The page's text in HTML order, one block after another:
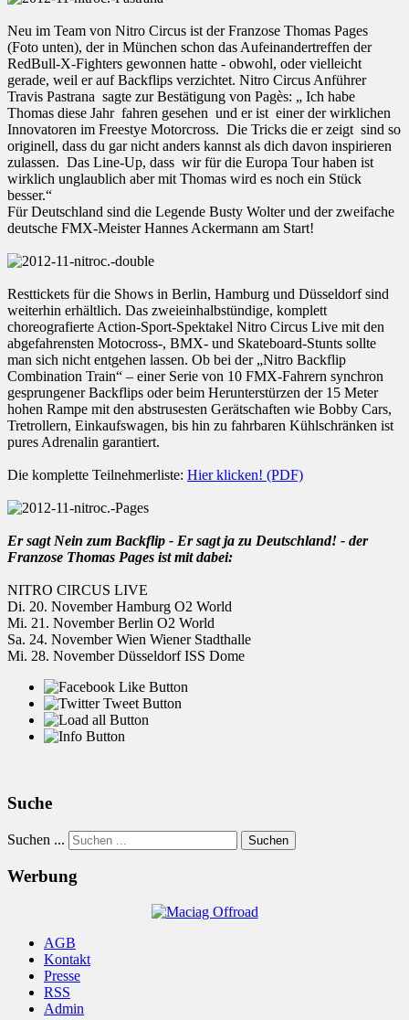
Neu im Team von Nitro Circus ist der Franzose Thomas Pages
(Foto unten), der in München schon das Aufeinandertreffen der
RedBull-X-Fighters gewonnen hatte - obwohl, oder vielleicht
gerade, weil er auf Backflips verzichtet. Nitro Circus Anführer
Travis Pastrana sagte zur Bestätigung von Pagès: „ Ich habe
Thomas diese Jahr fahren gesehen und er ist einer der wirklichen
Innovatoren im Freestye Motorcross. Die Tricks die er zeigt sind so
originell, dass du gar nicht anders kannst als dich davon inspirieren
zulassen. Das Line-Up, dass wir für die Europa Tour haben ist
wirklich unglaublich aber mit Thomas wird es noch ein Stück
besser.“
Für Deutschland sind die Legende Busty Wolter und der zweifache
deutsche FMX-Meister Hannes Ackermann am Start!
Resttickets für die Shows in Berlin, Hamburg und Düsseldorf sind
weiterhin erhältlich. Das zweieinhalbstündige, komplett
choreografierte Action-Sport-Spektakel Nitro Circus Live mit den
abgefahrensten Motocross-, BMX- und Skateboard-Stunts sollte
man sich nicht entgehen lassen. Ob bei der „Nitro Backflip
Combination Train“ – einer Serie von 10 FMX-Fahrern synchron
gesprungener Backflips oder beim Herunterstürzen der 15 Meter
hohen Rampe mit den abstrusesten Gerätschaften wie Bobby Cars,
Tretrollern, Einkaufswagen, bis hin zu fahrbaren Kühlschränken ist
pures Adrenalin garantiert.
Die komplette Teilnehmerliste: Hier klicken! (PDF)
Er sagt Nein zum Backflip - Er sagt ja zu Deutschland! - der
Franzose Thomas Pages ist mit dabei:
NITRO CIRCUS LIVE
Di. 20. November Hamburg O2 World
Mi. 21. November Berlin O2 World
Sa. 24. November Wien Wiener Stadthalle
Mi. 28. November Düsseldorf ISS Dome
Suche
Suchen ... Suchen
Werbung
AGB
Kontakt
Presse
RSS
Admin